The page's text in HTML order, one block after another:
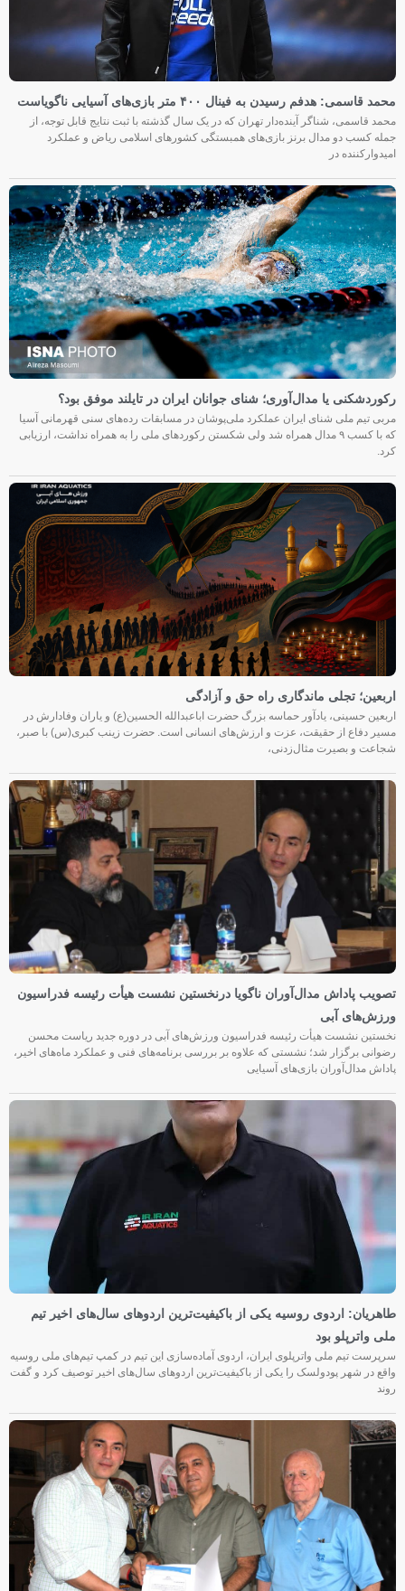
محمد قاسمی: هدفم رسیدن به فینال ۴۰۰ متر بازی‌های آسیایی ناگویاست
محمد قاسمی، شناگر آینده‌دار تهران که در یک سال گذشته با ثبت نتایج قابل توجه، از
جمله کسب دو مدال برنز بازی‌های همبستگی کشورهای اسلامی ریاض و عملکرد
امیدوارکننده در
رکوردشکنی یا مدال‌آوری؛ شنای جوانان ایران در تایلند موفق بود؟
مربی تیم ملی شنای ایران عملکرد ملی‌پوشان در مسابقات رده‌های سنی قهرمانی آسیا
که با کسب ۹ مدال همراه شد ولی شکستن رکوردهای ملی را به همراه نداشت، ارزیابی
کرد.
اربعین؛ تجلی ماندگاری راه حق و آزادگی
اربعین حسینی، یادآور حماسه بزرگ حضرت اباعبدالله الحسین(ع) و یاران وفادارش در
مسیر دفاع از حقیقت، عزت و ارزش‌های انسانی است. حضرت زینب کبری(س) با صبر،
شجاعت و بصیرت مثال‌زدنی،
تصویب پاداش مدال‌آوران ناگویا درنخستین نشست هیأت رئیسه فدراسیون
ورزش‌های آبی
نخستین نشست هیأت رئیسه فدراسیون ورزش‌های آبی در دوره جدید ریاست محسن
رضوانی برگزار شد؛ نشستی که علاوه بر بررسی برنامه‌های فنی و عملکرد ماه‌های اخیر،
پاداش مدال‌آوران بازی‌های آسیایی
طاهریان: اردوی روسیه یکی از باکیفیت‌ترین اردوهای سال‌های اخیر تیم
ملی واترپلو بود
سرپرست تیم ملی واترپلوی ایران، اردوی آماده‌سازی این تیم در کمپ تیم‌های ملی روسیه
واقع در شهر پودولسک را یکی از باکیفیت‌ترین اردوهای سال‌های اخیر توصیف کرد و گفت
روند